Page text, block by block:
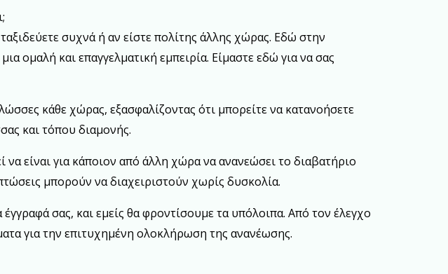
συχνά ή αν είστε πολίτης άλλης χώρας. Εδώ στην
ομαλή και επαγγελματική εμπειρία. Είμαστε εδώ για να σας
κάθε χώρας, εξασφαλίζοντας ότι μπορείτε να κατανοήσετε
και τόπου διαμονής.
είναι για κάποιον από άλλη χώρα να ανανεώσει το διαβατήριο
μπορούν να διαχειριστούν χωρίς δυσκολία.
σας, και εμείς θα φροντίσουμε τα υπόλοιπα. Από τον έλεγχο
για την επιτυχημένη ολοκλήρωση της ανανέωσης.